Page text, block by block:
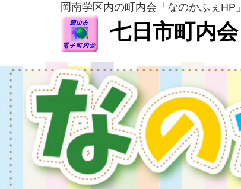
岡南学区内の町内会「なのかふぇHP」
七日市町内会